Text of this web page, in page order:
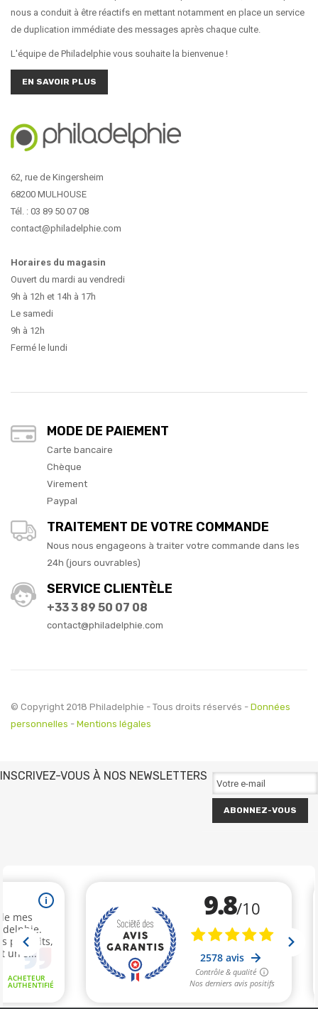
nous a conduit à être réactifs en mettant notamment en place un service
de duplication immédiate des messages après chaque culte.
L'équipe de Philadelphie vous souhaite la bienvenue !
EN SAVOIR PLUS
62, rue de Kingersheim
68200 MULHOUSE
Tél. : 03 89 50 07 08
contact@philadelphie.com
Horaires du magasin
Ouvert du mardi au vendredi
9h à 12h et 14h à 17h
Le samedi
9h à 12h
Fermé le lundi
MODE DE PAIEMENT
Carte bancaire
Chèque
Virement
Paypal
TRAITEMENT DE VOTRE COMMANDE
Nous nous engageons à traiter votre commande dans les
24h (jours ouvrables)
SERVICE CLIENTÈLE
+33 3 89 50 07 08
contact@philadelphie.com
© Copyright 2018 Philadelphie - Tous droits réservés - Données
personnelles - Mentions légales
INSCRIVEZ-VOUS À NOS NEWSLETTERS
ABONNEZ-VOUS